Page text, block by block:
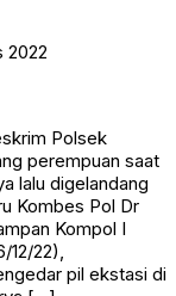
2022
Polsek
perempuan saat
lalu digelandang
Kombes Pol Dr
Kompol I
12/22),
pil ekstasi di